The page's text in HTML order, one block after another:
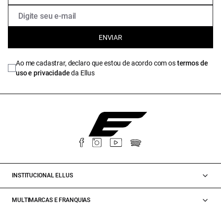
ENVIAR
Ao me cadastrar, declaro que estou de acordo com ostermos de
uso e privacidadeda Ellus
INSTITUCIONAL ELLUS
MULTIMARCAS E FRANQUIAS